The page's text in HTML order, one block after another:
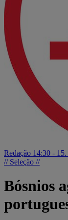
Redação 14:30 -
// Seleção //
Bósnios